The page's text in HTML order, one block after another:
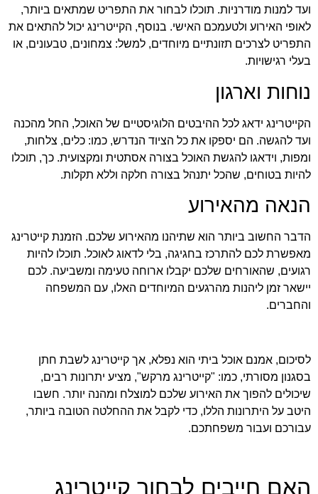
ועד למנות מודרניות. תוכלו לבחור את התפריט שמתאים ביותר,
לאופי האירוע ולטעמכם האישי. בנוסף, הקייטרינג יכול להתאים את
התפריט לצרכים תזונתיים מיוחדים, למשל: צמחונים, טבעונים, או
בעלי רגישויות.
נוחות וארגון
הקייטרינג ידאג לכל ההיבטים הלוגיסטיים של האוכל, החל מהכנה
ועד להגשה. הם יספקו את כל הציוד הנדרש, כמו: כלים, צלחות,
ומפות, וידאגו להגשת האוכל בצורה אסתטית ומקצועית. כך, תוכלו
להיות בטוחים, שהכל יתנהל בצורה חלקה וללא תקלות.
הנאה מהאירוע
הדבר החשוב ביותר הוא שתיהנו מהאירוע שלכם. הזמנת קייטרינג
מאפשרת לכם להתרכז בחגיגה, בלי לדאוג לאוכל. תוכלו להיות
רגועים, שהאורחים שלכם יקבלו ארוחה טעימה ומשביעה. לכם
יישאר זמן ליהנות מהרגעים המיוחדים האלו, עם המשפחה
והחברים.
לסיכום, אמנם אוכל ביתי הוא נפלא, אך קייטרינג לשבת חתן
בסגנון מסורתי, כמו: "קייטרינג מרקש", מציע יתרונות רבים,
שיכולים להפוך את האירוע שלכם למוצלח ומהנה יותר. חשבו
היטב על היתרונות הללו, כדי לקבל את ההחלטה הטובה ביותר,
עבורכם ועבור משפחתכם.
האם חייבים לבחור קייטרינג